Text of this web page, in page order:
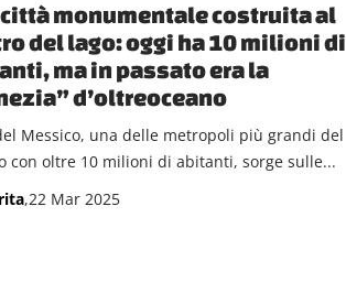
città monumentale costruita al
del lago: oggi ha 10 milioni di
ma in passato era la
d’oltreoceano
Messico, una delle metropoli più grandi del
con oltre 10 milioni di abitanti, sorge sulle...
,22 Mar 2025